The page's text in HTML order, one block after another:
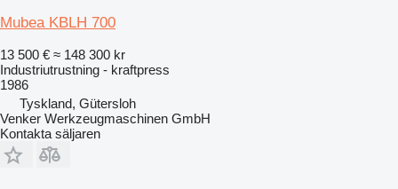
Mubea KBLH 700
13 500 € ≈ 148 300 kr
Industriutrustning - kraftpress
1986
Tyskland, Gütersloh
Venker Werkzeugmaschinen GmbH
Kontakta säljaren